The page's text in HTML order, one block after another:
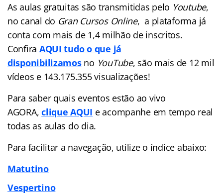
As aulas gratuitas são transmitidas pelo Youtube,
no canal do Gran Cursos Online, a plataforma já
conta com mais de 1,4 milhão de inscritos.
Confira AQUI tudo o que já
disponibilizamosno YouTube, são mais de 12 mil
vídeos e 143.175.355 visualizações!
Para saber quais eventos estão ao vivo
AGORA,clique AQUI e acompanhe em tempo real
todas as aulas do dia.
Para facilitar a navegação, utilize o índice abaixo:
Matutino
Vespertino